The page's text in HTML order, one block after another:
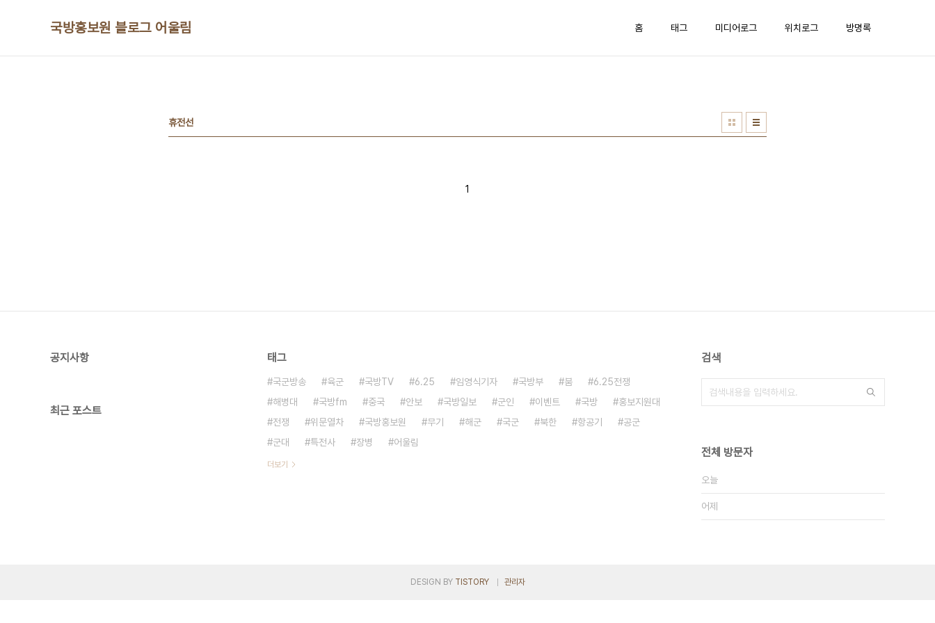
국방홍보원 블로그 어울림 홈 태그 미디어로그 위치로그 방명록
휴전선
1
공지사항
최근 포스트
태그
국군방송 육군 국방TV 6.25 임영식기자 국방부 붐
6.25전쟁
해병대
국방fm 중국 안보 국방일보 군인 이벤트 국방
홍보지원대
전쟁
위문열차 국방홍보원 무기 해군 국군 북한 항공기
공군
군대
특전사 장병 어울림
더보기
검색
전체 방문자
오늘
어제
DESIGN BY TISTORY 관리자